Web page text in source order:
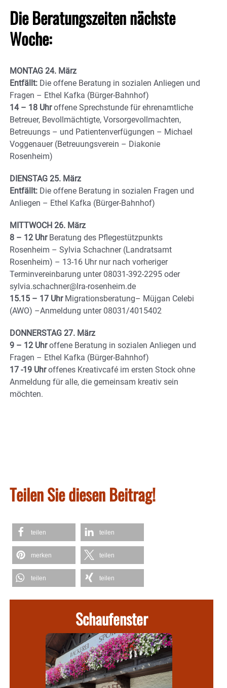
Die Beratungszeiten nächste
Woche:
MONTAG 24. März
Entfällt: Die offene Beratung in sozialen Anliegen und
Fragen – Ethel Kafka (Bürger-Bahnhof)
14 – 18 Uhroffene Sprechstunde für ehrenamtliche
Betreuer, Bevollmächtigte, Vorsorgevollmachten,
Betreuungs – und Patientenverfügungen – Michael
Voggenauer (Betreuungsverein – Diakonie
Rosenheim)
DIENSTAG 25. März
Entfällt: Die offene Beratung in sozialen Fragen und
Anliegen – Ethel Kafka (Bürger-Bahnhof)
MITTWOCH 26. März
8 – 12 Uhr Beratung des Pflegestützpunkts
Rosenheim – Sylvia Schachner (Landratsamt
Rosenheim) – 13-16 Uhr nur nach vorheriger
Terminvereinbarung unter 08031-392-2295 oder
sylvia.schachner@lra-rosenheim.de
15.15 – 17 UhrMigrationsberatung– Müjgan Celebi
(AWO) –Anmeldung unter 08031/4015402
DONNERSTAG 27. März
9 – 12 Uhroffene Beratung in sozialen Anliegen und
Fragen – Ethel Kafka (Bürger-Bahnhof)
17 -19 Uhroffenes Kreativcafé im ersten Stock ohne
Anmeldung für alle, die gemeinsam kreativ sein
möchten.
Teilen Sie diesen Beitrag!
teilen teilen
merken teilen
teilen teilen
Schaufenster